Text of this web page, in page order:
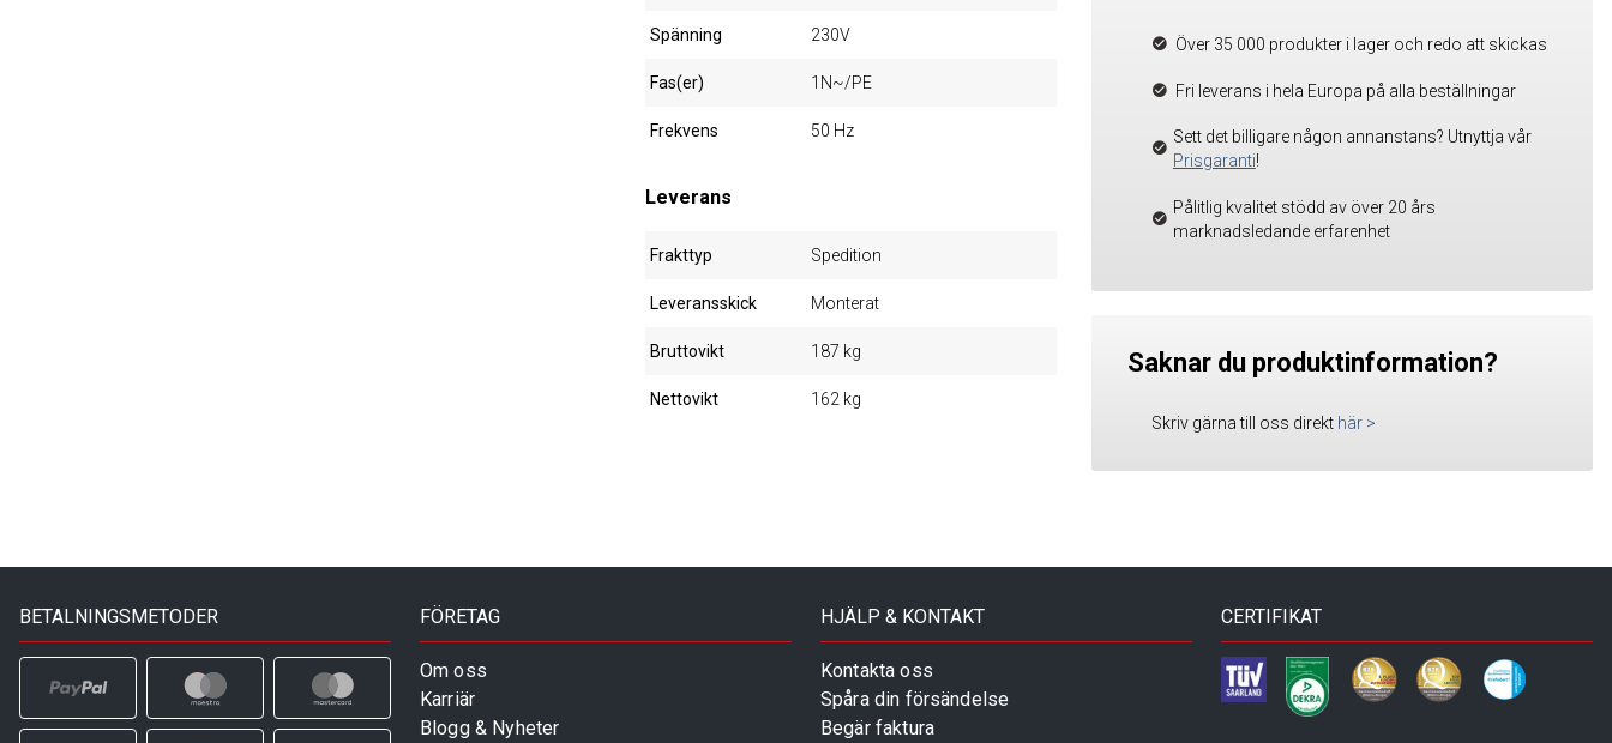
Spänning 230V
Fas(er) 1N~/PE
Frekvens 50 Hz
Leverans
Frakttyp Spedition
Leveransskick Monterat
Bruttovikt 187 kg
Nettovikt 162 kg
Över 35 000 produkter i lager och redo att skickas
Fri leverans i hela Europa på alla beställningar
Sett det billigare någon annanstans? Utnyttja vår
Prisgaranti!
Pålitlig kvalitet stödd av över 20 års
marknadsledande erfarenhet
Saknar du produktinformation?
Skriv gärna till oss direkt här >
BETALNINGSMETODER FÖRETAG
Om oss
Karriär
Blogg & Nyheter
HJÄLP & KONTAKT
Kontakta oss
Spåra din försändelse
Begär faktura
CERTIFIKAT